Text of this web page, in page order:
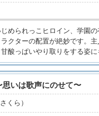
められっこヒロイン、学園
クターの配置が絶妙です。
酸っぱいやり取りをする姿に
思いは歌声にのせて〜
くら）